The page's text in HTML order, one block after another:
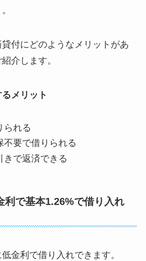
付にどのようなメリットがあ
介します。
メリット
られる
不要で借りられる
きで返済できる
利で基本1.26%で借り入れ
金利で借り入れできます。